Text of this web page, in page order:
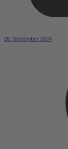
26. September 2024